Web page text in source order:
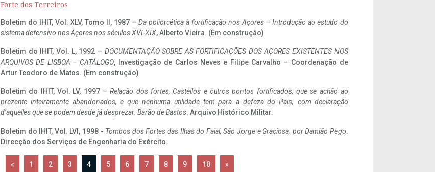
Forte dos Terreiros
Boletim do IHIT, Vol. XLV, Tomo II, 1987 – Da poliorcética à fortificação nos Açores – Introdução ao estudo do
sistema defensivo nos Açores nos séculos XVI-XIX, Alberto Vieira. (Em construção)
Boletim do IHIT, Vol. L, 1992 – DOCUMENTAÇÃO SOBRE AS FORTIFICAÇÕES DOS AÇORES EXISTENTES NOS
ARQUIVOS DE LISBOA – CATÁLOGO, Investigação de Carlos Neves e Filipe Carvalho – Coordenação de
Artur Teodoro de Matos. (Em construção)
Boletim do IHIT, Vol. LV, 1997 –Relação dos fortes, Castellos e outros pontos fortificados, que se achão ao
prezente inteiramente abandonados, e que nenhuma utilidade tem para a defeza do Pais, com declaração
d’aquelles que se podem desde já desprezar. Barão de Bastos. Arquivo Histórico Militar.
Boletim do IHIT, Vol. LVI, 1998 - Tombos dos Fortes das Ilhas do Faial, São Jorge e Graciosa, por Damião Pego.
Direcção dos Serviços de Engenharia do Exército.
« 1 2 3 4 5 6 7 8 9 10 »